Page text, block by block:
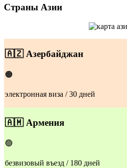
Страны Азии
🇦🇿Азербайджан
🟠
электронная виза / 30 дней
🇦🇲Армения
🟢
безвизовый въезд / 180 дней